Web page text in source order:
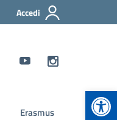
Accedi
Erasmus